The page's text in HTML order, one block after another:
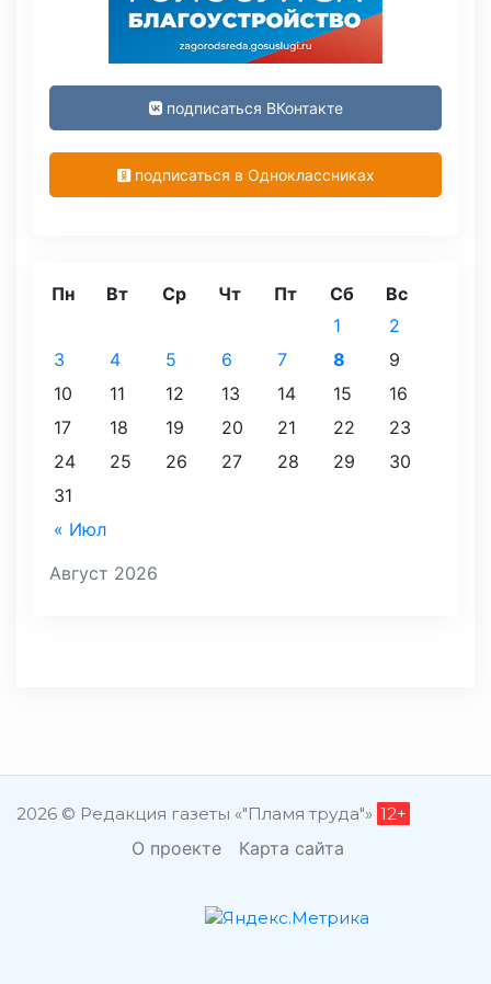
подписаться ВКонтакте
подписаться в Одноклассниках
Август 2026
Пн Вт Ср Чт Пт Сб Вс
« Июл
1
2
3
4 5 6 7 8
9
10
11 12 13 14 15
16
17
18 19 20 21 22
23
24
25 26 27 28 29
30
31
2026 © Редакция газеты «"Пламя труда"» 12+
О проекте Карта сайта